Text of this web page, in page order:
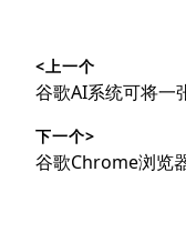
章
导
航
<上一个
上
文
章：
谷歌AI系统可将一
下一个>
下
谷歌Chrome浏览